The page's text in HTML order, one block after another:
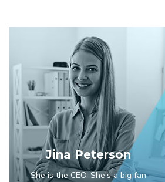
Jina Peterson
She is the CEO. She's a big fan